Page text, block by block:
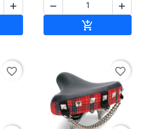
  

favorite_border favorite_border